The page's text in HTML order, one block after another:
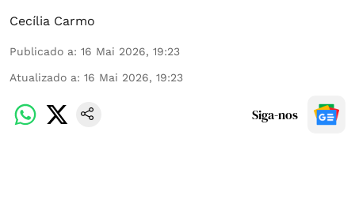
Cecília Carmo
Publicado a: 16 Mai 2026, 19:23
Atualizado a: 16 Mai 2026, 19:23
Siga-nos